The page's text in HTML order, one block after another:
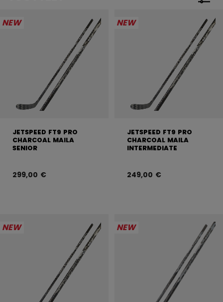
NEW
JETSPEED FT9 PRO
CHARCOAL MAILA
SENIOR
299,00 €
NEW
JETSPEED FT9 PRO
CHARCOAL MAILA
INTERMEDIATE
249,00 €
NEW NEW